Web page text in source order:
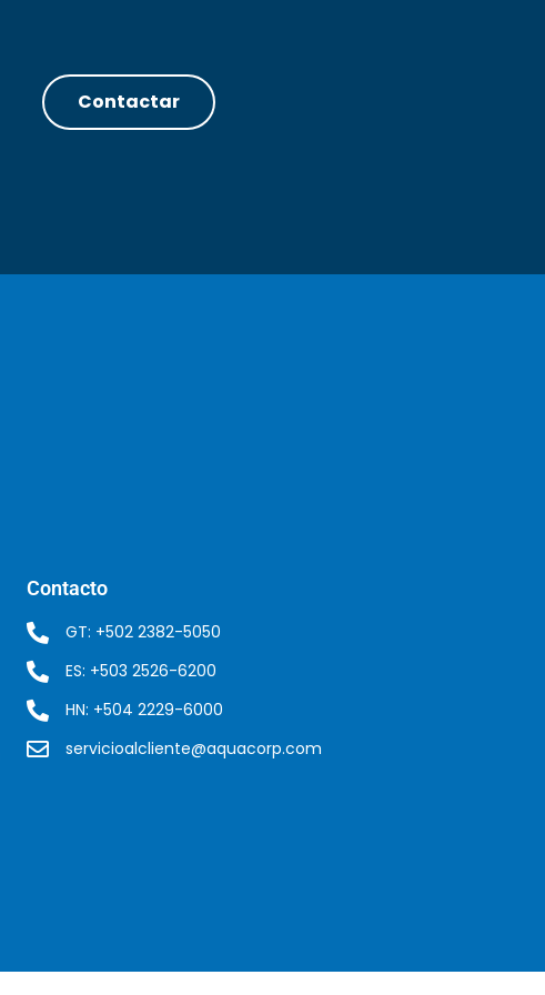
Contactar
Contacto
GT: +502 2382-5050
ES: +503 2526-6200
HN: +504 2229-6000
servicioalcliente@aquacorp.com